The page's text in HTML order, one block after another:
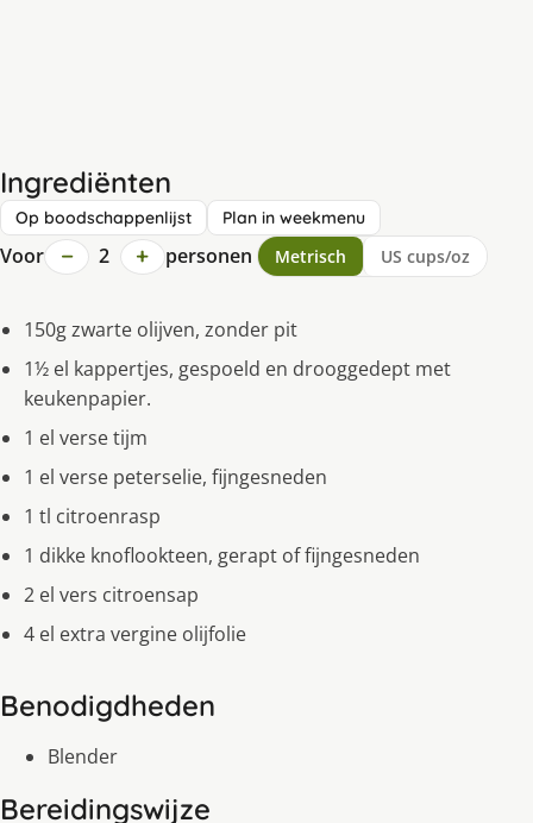
Ingrediënten
Op boodschappenlijst Plan in weekmenu
Voor − 2 + personen Metrisch US cups/oz
150g zwarte olijven, zonder pit
1½ el kappertjes, gespoeld en drooggedept met
keukenpapier.
1 el verse tijm
1 el verse peterselie, fijngesneden
1 tl citroenrasp
1 dikke knoflookteen, gerapt of fijngesneden
2 el vers citroensap
4 el extra vergine olijfolie
Benodigdheden
Blender
Bereidingswijze